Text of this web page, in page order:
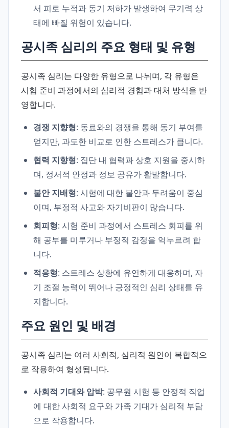
서 피로 누적과 동기 저하가 발생하여 무기력 상
태에 빠질 위험이 있습니다.
공시족 심리의 주요 형태 및 유형
공시족 심리는 다양한 유형으로 나뉘며, 각 유형은
시험 준비 과정에서의 심리적 경험과 대처 방식을 반
영합니다.
경쟁 지향형: 동료와의 경쟁을 통해 동기 부여를
얻지만, 과도한 비교로 인한 스트레스가 큽니다.
협력 지향형: 집단 내 협력과 상호 지원을 중시하
며, 정서적 안정과 정보 공유가 활발합니다.
불안 지배형: 시험에 대한 불안과 두려움이 중심
이며, 부정적 사고와 자기비판이 많습니다.
회피형: 시험 준비 과정에서 스트레스 회피를 위
해 공부를 미루거나 부정적 감정을 억누르려 합
니다.
적응형: 스트레스 상황에 유연하게 대응하며, 자
기 조절 능력이 뛰어나 긍정적인 심리 상태를 유
지합니다.
주요 원인 및 배경
공시족 심리는 여러 사회적, 심리적 원인이 복합적으
로 작용하여 형성됩니다.
사회적 기대와 압박: 공무원 시험 등 안정적 직업
에 대한 사회적 요구와 가족 기대가 심리적 부담
으로 작용합니다.